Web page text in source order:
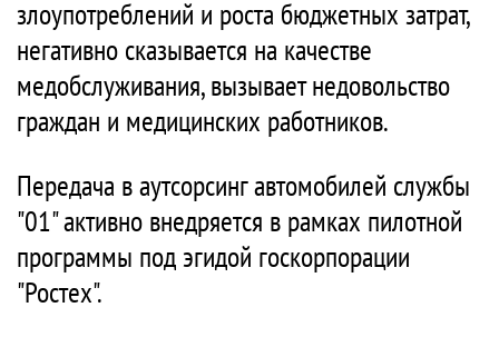
злоупотреблений и роста бюджетных затрат,
негативно сказывается на качестве
медобслуживания, вызывает недовольство
граждан и медицинских работников.
Передача в аутсорсинг автомобилей службы
"01" активно внедряется в рамках пилотной
программы под эгидой госкорпорации
"Ростех".